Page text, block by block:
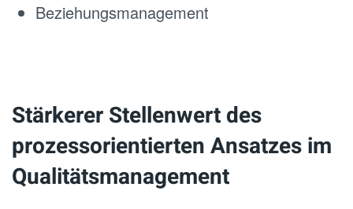
Beziehungsmanagement
Stärkerer Stellenwert des
prozessorientierten Ansatzes im
Qualitätsmanagement